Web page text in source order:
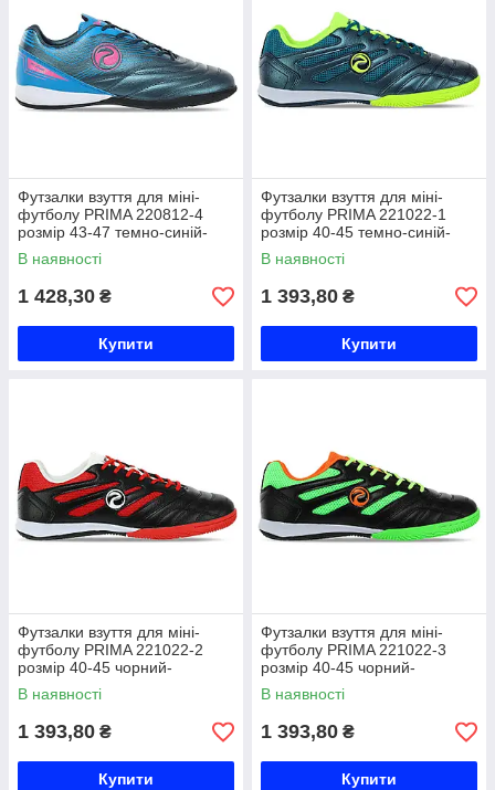
Футзалки взуття для міні-
футболу PRIMA 220812-4
розмір 43-47 темно-синій-
синій Код 220812-4
В наявності
1 428,30 ₴
Купити
Футзалки взуття для міні-
футболу PRIMA 221022-1
розмір 40-45 темно-синій-
жовтий Код 221022-1
В наявності
1 393,80 ₴
Купити
Футзалки взуття для міні-
футболу PRIMA 221022-2
розмір 40-45 чорний-
червоний Код 221022-2
В наявності
1 393,80 ₴
Купити
Футзалки взуття для міні-
футболу PRIMA 221022-3
розмір 40-45 чорний-
салатовий Код 221022-3
В наявності
1 393,80 ₴
Купити